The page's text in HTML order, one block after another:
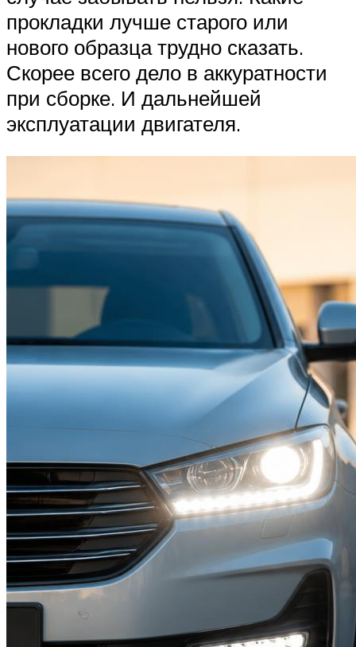
прокладки лучше старого или
нового образца трудно сказать.
Скорее всего дело в аккуратности
при сборке. И дальнейшей
эксплуатации двигателя.